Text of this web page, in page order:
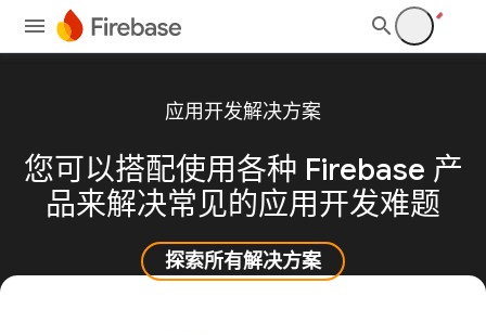
应用开发解决方案
您可以搭配使用各种 Firebase 产
品来解决常见的应用开发难题
探索所有解决方案